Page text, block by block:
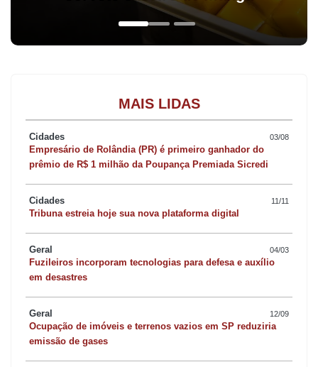
MAIS LIDAS
Cidades 03/08
Empresário de Rolândia (PR) é primeiro ganhador do
prêmio de R$ 1 milhão da Poupança Premiada Sicredi
Cidades 11/11
Tribuna estreia hoje sua nova plataforma digital
Geral 04/03
Fuzileiros incorporam tecnologias para defesa e auxílio
em desastres
Geral 12/09
Ocupação de imóveis e terrenos vazios em SP reduziria
emissão de gases